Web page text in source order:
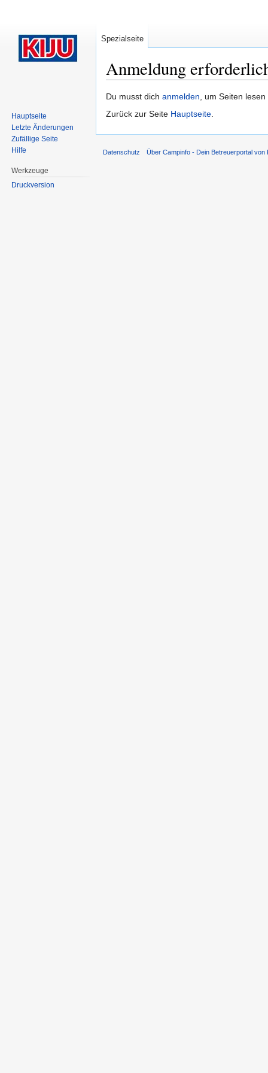
Anmeldung
Du musst dich anmelden, um Seiten
Zurück zur Seite Hauptseite.
Spezialseite
Hauptseite
Letzte Änderungen
Zufällige Seite
Hilfe
Werkzeuge
Druckversion
Datenschutz Über Campinfo - Dein Betreuerportal